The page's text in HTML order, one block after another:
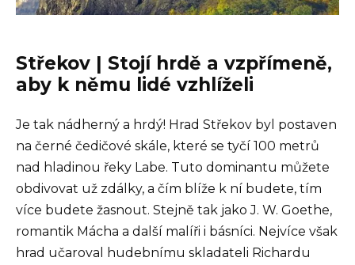
Střekov | Stojí hrdě a vzpřímeně,
aby k němu lidé vzhlíželi
Je tak nádherný a hrdý! Hrad Střekov byl postaven
na černé čedičové skále, které se tyčí 100 metrů
nad hladinou řeky Labe. Tuto dominantu můžete
obdivovat už zdálky, a čím blíže k ní budete, tím
více budete žasnout. Stejně tak jako J. W. Goethe,
romantik Mácha a další malíři i básníci. Nejvíce však
hrad učaroval hudebnímu skladateli Richardu